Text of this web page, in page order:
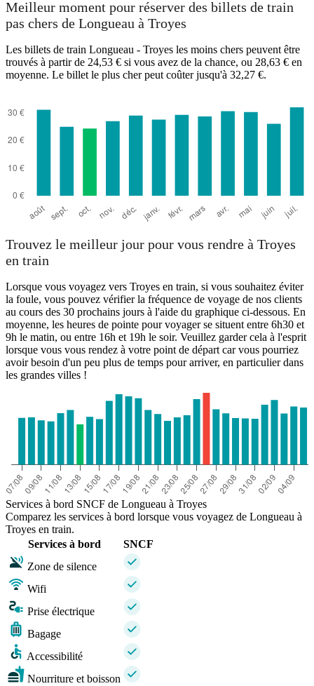
Meilleur moment pour réserver des billets de train
pas chers de Longueau à Troyes
Les billets de train Longueau - Troyes les moins chers peuvent être
trouvés à partir de 24,53 € si vous avez de la chance, ou 28,63 € en
moyenne. Le billet le plus cher peut coûter jusqu'à 32,27 €.
Trouvez le meilleur jour pour vous rendre à Troyes
en train
Lorsque vous voyagez vers Troyes en train, si vous souhaitez éviter
la foule, vous pouvez vérifier la fréquence de voyage de nos clients
au cours des 30 prochains jours à l'aide du graphique ci-dessous. En
moyenne, les heures de pointe pour voyager se situent entre 6h30 et
9h le matin, ou entre 16h et 19h le soir. Veuillez garder cela à l'esprit
lorsque vous vous rendez à votre point de départ car vous pourriez
avoir besoin d'un peu plus de temps pour arriver, en particulier dans
les grandes villes !
Services à bord SNCF de Longueau à Troyes
Comparez les services à bord lorsque vous voyagez de Longueau à
Troyes en train.
Services à bord
SNCF
Zone de silence
Wifi
Prise électrique
Bagage
Accessibilité
Nourriture et boisson